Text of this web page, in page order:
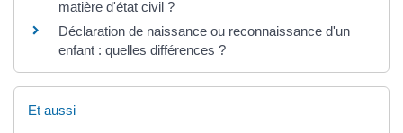
matière d'état civil ?
Déclaration de naissance ou reconnaissance d'un
enfant : quelles différences ?
Et aussi